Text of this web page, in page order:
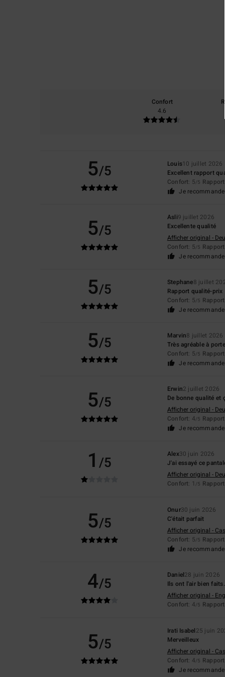
Confort
4.6
5/5 Louis10 juillet 2026
Excellent rapport
Confort: 5/5
Je
5/5
Asli9 juillet 2026
Excellente qualité
Afficher original -
Confort: 5/5
Je
5/5 Stephane8 juillet
Rapport qualité-prix
Confort: 5/5
Je
5/5 Marvin8 juillet 2026
Très agréable à
Confort: 5/5
Je
5/5
Erwin2 juillet 2026
De bonne qualité et
Afficher original -
Confort: 4/5
Je
1 /5 Alex30 juin 2026
J'ai essayé ce
Afficher original -
Confort: 1 /5
5/5
Onur30 juin 2026
C'était parfait
Afficher original -
Confort: 5/5
Je
4/5 Daniel28 juin 2026
Ils ont l'air bien
Afficher original -
Confort: 4/5
5/5
Irati Isabel25 juin
Merveilleux
Afficher original -
Confort: 4/5
Je